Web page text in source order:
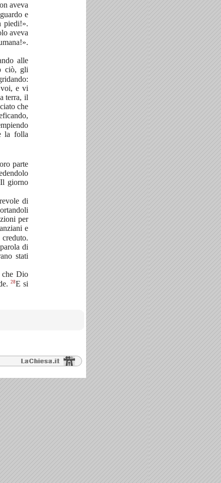
aveva
e
piedi!».
aveva
alle
ciò, gli
voi, e vi
terra, il
che
la folla
parte
giorno
di
per
e
di
stati
che Dio
28E si